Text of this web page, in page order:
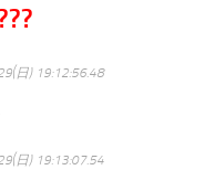
日) 19:12:56.48
日) 19:13:07.54